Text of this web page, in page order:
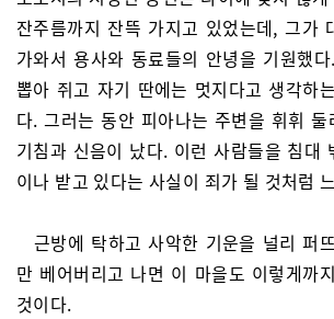
잔주름까지 잔뜩 가지고 있었는데, 그가
가와서 용사와 동료들의 안녕을 기원했
뽑아 쥐고 자기 딴에는 멋지다고 생각하
다. 그러는 동안 피아나는 주변을 휘휘 둘
기침과 신음이 났다. 이런 사람들을 침대
이나 받고 있다는 사실이 죄가 될 것처럼
근방에 탁하고 사악한 기운을 널리 퍼
만 베어버리고 나면 이 마을도 이렇게까
것이다.